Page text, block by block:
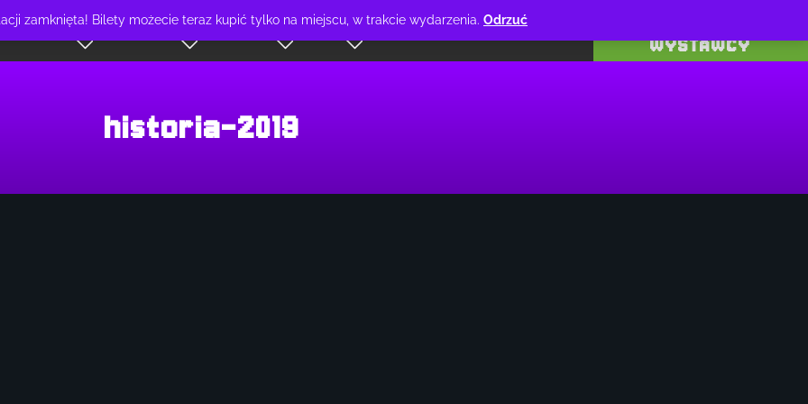
PARTNERZY ATRAKCJE SKLEP KONTAKT
WYSTAWCY
historia-2019
zamknięta! Bilety możecie teraz kupić tylko na miejscu, w trakcie wydarzenia. Odrzuć